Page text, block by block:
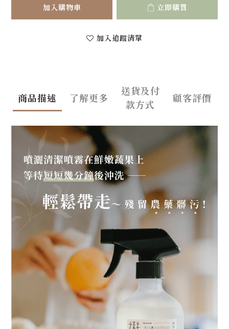
加入購物車 立即購買
加入追蹤清單
商品描述 了解更多
送貨及付
款方式
顧客評價